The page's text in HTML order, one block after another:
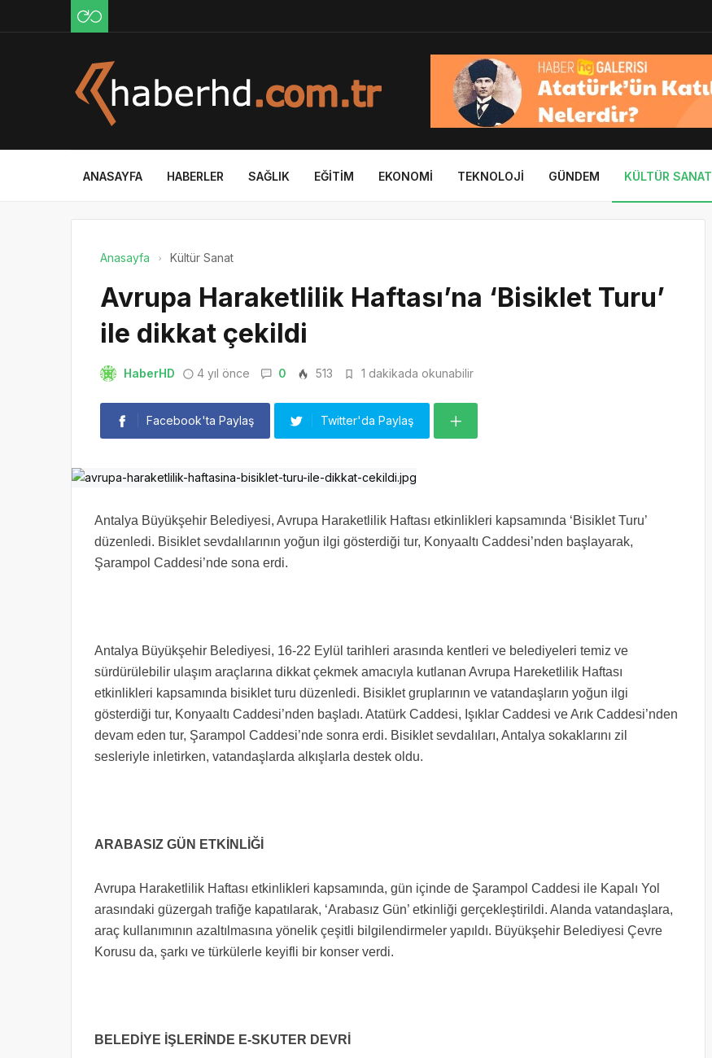
ANASAYFA HABERLER SAĞLIK EĞITIM EKONOMI TEKNOLOJI GÜNDEM KÜLTÜR SANAT
Anasayfa Kültür Sanat
Avrupa Haraketlilik Haftası’na ‘Bisiklet Turu’
ile dikkat çekildi
HaberHD 4 yıl önce 0 513 1 dakikada okunabilir
Facebook'ta Paylaş Twitter'da Paylaş
Antalya Büyükşehir Belediyesi, Avrupa Haraketlilik Haftası etkinlikleri kapsamında ‘Bisiklet Turu’
düzenledi. Bisiklet sevdalılarının yoğun ilgi gösterdiği tur, Konyaaltı Caddesi’nden başlayarak,
Şarampol Caddesi’nde sona erdi.
Antalya Büyükşehir Belediyesi, 16-22 Eylül tarihleri arasında kentleri ve belediyeleri temiz ve
sürdürülebilir ulaşım araçlarına dikkat çekmek amacıyla kutlanan Avrupa Hareketlilik Haftası
etkinlikleri kapsamında bisiklet turu düzenledi. Bisiklet gruplarının ve vatandaşların yoğun ilgi
gösterdiği tur, Konyaaltı Caddesi’nden başladı. Atatürk Caddesi, Işıklar Caddesi ve Arık Caddesi’nden
devam eden tur, Şarampol Caddesi’nde sonra erdi. Bisiklet sevdalıları, Antalya sokaklarını zil
sesleriyle inletirken, vatandaşlarda alkışlarla destek oldu.
ARABASIZ GÜN ETKİNLİĞİ
Avrupa Haraketlilik Haftası etkinlikleri kapsamında, gün içinde de Şarampol Caddesi ile Kapalı Yol
arasındaki güzergah trafiğe kapatılarak, ‘Arabasız Gün’ etkinliği gerçekleştirildi. Alanda vatandaşlara,
araç kullanımının azaltılmasına yönelik çeşitli bilgilendirmeler yapıldı. Büyükşehir Belediyesi Çevre
Korusu da, şarkı ve türkülerle keyifli bir konser verdi.
BELEDİYE İŞLERİNDE E-SKUTER DEVRİ